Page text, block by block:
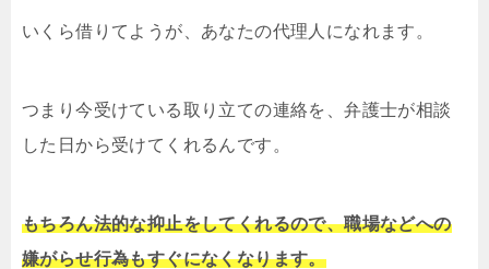
いくら借りてようが、あなたの代理人になれます。
つまり今受けている取り立ての連絡を、弁護士が相談
した日から受けてくれるんです。
もちろん法的な抑止をしてくれるので、職場などへの
嫌がらせ行為もすぐになくなります。